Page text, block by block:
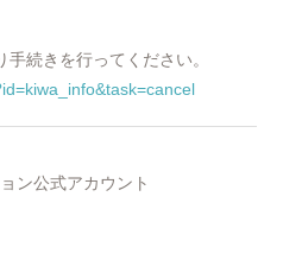
続きを行ってください。
ン公式アカウント